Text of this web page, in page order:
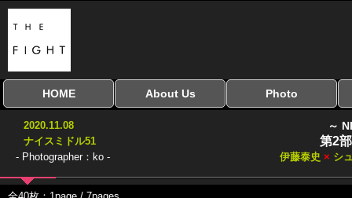
HOME
全興行を表示
ナイスミドル
アマチュアキック
協議会
全日本学生キック
建武館キッズ大会
Bigbang
おやじファイト
About Us Photo
2020.11.08
ナイスミドル51
- Photographer：ko -
～
第2
伊藤泰史 × シ